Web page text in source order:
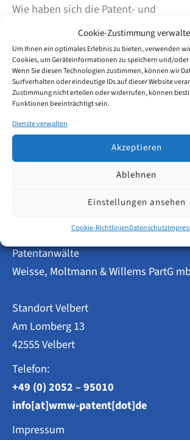
Cookie-Zustimmung
Um Ihnen ein optimales Erlebnis zu bieten, verwenden
Cookies, um Geräteinformationen zu speichern und/
Wenn Sie diesen Technologien zustimmen, können wir
Surfverhalten oder eindeutige IDs auf dieser Website
Zustimmung nicht erteilen oder widerrufen, können
Funktionen beeinträchtigt sein.
Dienste verwalten
Akzeptieren
Ablehnen
Einstellungen ansehen
Cookie-RichtlinienDatenschutz
Wie haben sich die Patent- und
Gebrauchsmusteranmeldungen in
vergangenen zehn Jahren
Auswertung der DPMA-Daten zeigt:
hohen Niveau Mitte der 2010er-Jahre
Anmeldungen spürbar
allerdings wieder eine leichte
und
Gebrauchsmusteranmeldungen
Entwicklung
im
Überblick
Patentanwälte
Weisse, Moltmann & Willems PartG
Standort Velbert
Am Lomberg 13
42555 Velbert
Telefon:
+49 (0) 2052 – 95010
info[at]wmw-patent[dot]de
Impressum